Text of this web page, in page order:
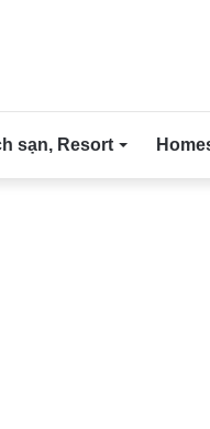
sạn, Resort